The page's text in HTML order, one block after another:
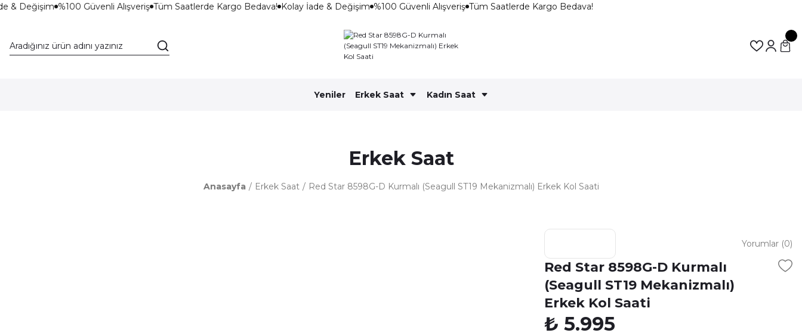
& Değişim %100 Güvenli Alışveriş Tüm Saatlerde Kargo Bedava! Kolay İade & Değişim %100 Güvenli Alışveriş Tüm Saatlerde Kargo Bedava!
Yeniler Erkek Saat Kadın Saat
Erkek Saat
Anasayfa Erkek Saat Red Star 8598G-D Kurmalı (Seagull ST19 Mekanizmalı) Erkek Kol Saati
Yorumlar (0)
Red Star 8598G-D Kurmalı
(Seagull ST19 Mekanizmalı)
Erkek Kol Saati
₺ 5.995